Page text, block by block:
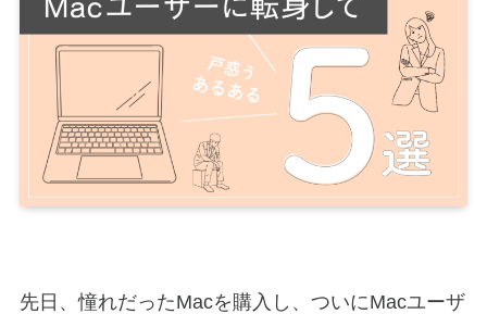
先日、憧れだったMacを購入し、ついにMacユーザ